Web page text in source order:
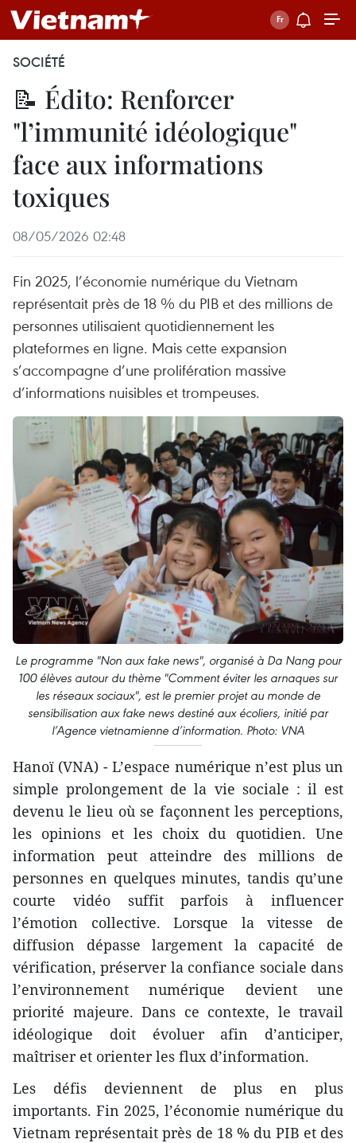
SOCIÉTÉ
📝 Édito: Renforcer
"l’immunité idéologique"
face aux informations
toxiques
08/05/2026 02:48
Fin 2025, l’économie numérique du Vietnam
représentait près de 18 % du PIB et des millions de
personnes utilisaient quotidiennement les
plateformes en ligne. Mais cette expansion
s’accompagne d’une prolifération massive
d’informations nuisibles et trompeuses.
Le programme "Non aux fake news", organisé à Da Nang pour
100 élèves autour du thème "Comment éviter les arnaques sur
les réseaux sociaux", est le premier projet au monde de
sensibilisation aux fake news destiné aux écoliers, initié par
l’Agence vietnamienne d’information. Photo: VNA
Hanoï (VNA) - L’espace numérique n’est plus un
simple prolongement de la vie sociale : il est
devenu le lieu où se façonnent les perceptions,
les opinions et les choix du quotidien. Une
information peut atteindre des millions de
personnes en quelques minutes, tandis qu’une
courte vidéo suffit parfois à influencer
l’émotion collective. Lorsque la vitesse de
diffusion dépasse largement la capacité de
vérification, préserver la confiance sociale dans
l’environnement numérique devient une
priorité majeure. Dans ce contexte, le travail
idéologique doit évoluer afin d’anticiper,
maîtriser et orienter les flux d’information.
Les défis deviennent de plus en plus
importants. Fin 2025, l’économie numérique du
Vietnam représentait près de 18 % du PIB et des